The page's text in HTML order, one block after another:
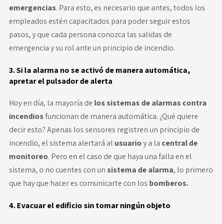
emergencias. Para esto, es necesario que antes, todos los
empleados estén capacitados para poder seguir estos
pasos, y que cada persona conozca las salidas de
emergencia y su rol ante un principio de incendio.
3. Si la alarma no se activó de manera automática,
apretar el pulsador de alerta
Hoy en día, la mayoría de los sistemasde alarmas contra
incendiosfuncionan de manera automática. ¿Qué quiere
decir esto? Apenas los sensores registren un principio de
incendio, el sistema alertará al usuarioy a la central de
monitoreo. Pero en el caso de que haya una falla en el
sistema, o no cuentes con un sistema de alarma, lo primero
que hay que hacer es comunicarte con los bomberos.
4. Evacuar el edificio sin tomar ningún objeto